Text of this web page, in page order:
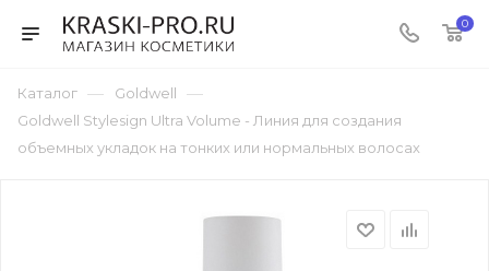
0
Каталог — Goldwell —
Goldwell Stylesign Ultra Volume - Линия для создания
объемных укладок на тонких или нормальных волосах